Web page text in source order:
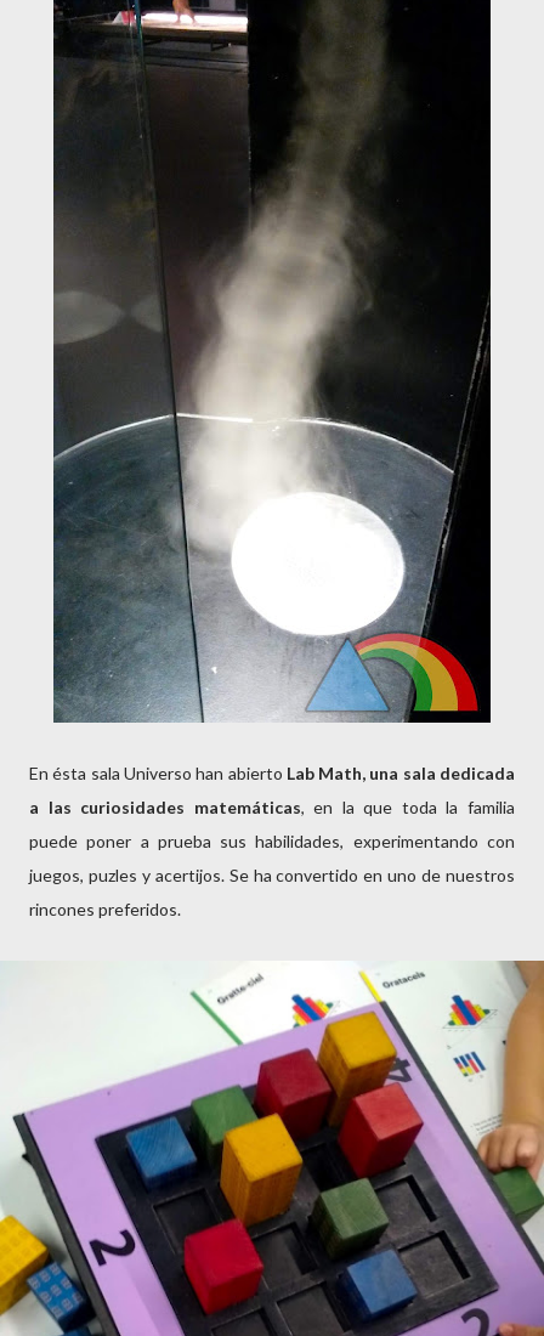
En ésta sala Universo han abierto Lab Math, una sala dedicada
a las curiosidades matemáticas, en la que toda la familia
puede poner a prueba sus habilidades, experimentando con
juegos, puzles y acertijos. Se ha convertido en uno de nuestros
rincones preferidos.